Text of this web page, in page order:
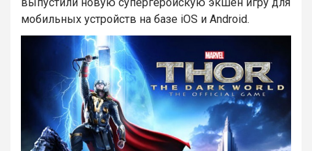
мобильных устройств на базе iOS и Android.